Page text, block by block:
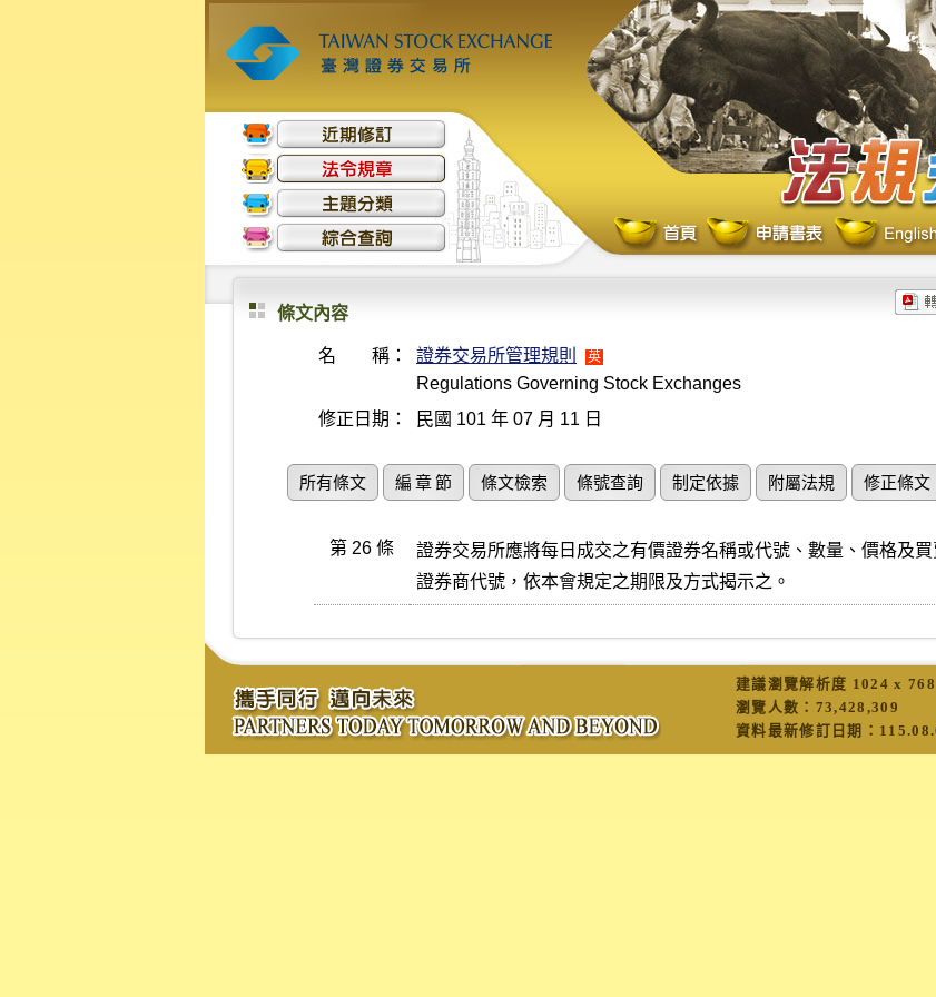
條文內容
名 稱： 證券交易所管理規則 英
Regulations Governing Stock Exchanges
修正日期：
民國 101 年 07 月 11 日
所有條文 編 章 節 條文檢索 條號查詢 制定依據 附屬法規 修正條文
第 26 條
證券交易所應將每日成交之有價證券名稱或代號、數量、價格及買
證券商代號，依本會規定之期限及方式揭示之。
建議瀏覽解析度 1024 x 768
瀏覽人數： 73,428,309
資料最新修訂日期：